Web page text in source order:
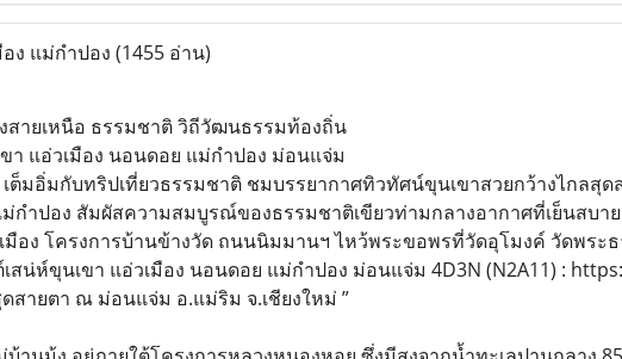
ง แม่กำปอง (1455 อ่าน)
สายเหนือ ธรรมชาติ วิถีวัฒนธรรมท้องถิ่น
า แอ่วเมือง นอนดอย แม่กำปอง ม่อนแจ่ม
ต็มอิ่มกับทริปเที่ยวธรรมชาติ ชมบรรยากาศทิวทัศน์ขุนเขาสวยกว้างไกลสุ
ำปอง สัมผัสความสมบูรณ์ของธรรมชาติเขียวท่ามกลางอากาศที่เย็นสบา
อง โครงการบ้านข้างวัด ถนนนิมมานฯ ไหว้พระขอพรที่วัดอุโมงค์ วัดพระ
สน่ห์ขุนเขา แอ่วเมือง นอนดอย แม่กำปอง ม่อนแจ่ม 4D3N (N2A11) :
สายตา ณ ม่อนแจ่ม อ.แม่ริม จ.เชียงใหม่ ”